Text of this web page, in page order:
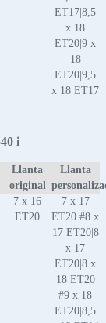
ET17|8,5
x 18
ET20|9 x
18
ET20|9,5
x 18 ET17
i
Llanta
original
Llanta
7 x 16
ET20
7 x 17
ET20 #8 x
17 ET20|8
x 17
ET20|8 x
18 ET20
#9 x 18
ET20|8,5